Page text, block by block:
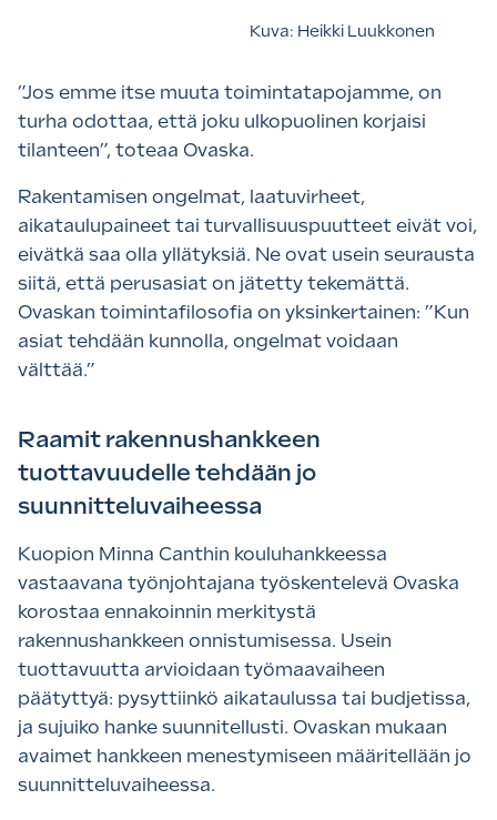
Kuva: Heikki Luukkonen
”Jos emme itse muuta toimintatapojamme, on
turha odottaa, että joku ulkopuolinen korjaisi
tilanteen”, toteaa Ovaska.
Rakentamisen ongelmat, laatuvirheet,
aikataulupaineet tai turvallisuuspuutteet eivät voi,
eivätkä saa olla yllätyksiä. Ne ovat usein seurausta
siitä, että perusasiat on jätetty tekemättä.
Ovaskan toimintafilosofia on yksinkertainen: ”Kun
asiat tehdään kunnolla, ongelmat voidaan
välttää.”
Raamit rakennushankkeen
tuottavuudelle tehdään jo
suunnitteluvaiheessa
Kuopion Minna Canthin kouluhankkeessa
vastaavana työnjohtajana työskentelevä Ovaska
korostaa ennakoinnin merkitystä
rakennushankkeen onnistumisessa. Usein
tuottavuutta arvioidaan työmaavaiheen
päätyttyä: pysyttiinkö aikataulussa tai budjetissa,
ja sujuiko hanke suunnitellusti. Ovaskan mukaan
avaimet hankkeen menestymiseen määritellään jo
suunnitteluvaiheessa.